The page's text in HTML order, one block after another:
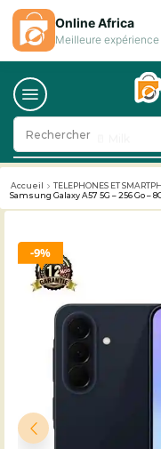
Rechercher
Accueil TELEPHONES ET
Samsung Galaxy A57 5G – 256 Go –
9%
Online Africa
Meilleure